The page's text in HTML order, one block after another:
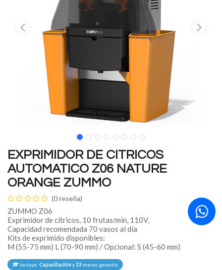
EXPRIMIDOR DE CITRICOS
AUTOMATICO Z06 NATURE
ORANGE ZUMMO
(0 reseña)
ZUMMO Z06
Exprimidor de cítricos, 10 frutas/min, 110V,
Capacidad recomendada 70 vasos al día
Kits de exprimido disponibles:
M (55-75 mm) L (70-90 mm) / Opcional: S (45-60 mm)
Incluye: Capacitación y13 meses garantía